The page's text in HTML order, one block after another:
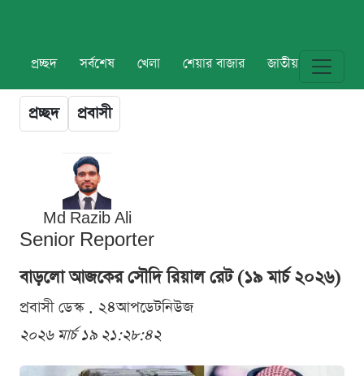
প্রচ্ছদ সর্বশেষ খেলা শেয়ার বাজার জাতীয় বিশ্ব
প্রচ্ছদ প্রবাসী
Md Razib Ali
Senior Reporter
বাড়লো আজকের সৌদি রিয়াল রেট (১৯ মার্চ ২০২৬)
প্রবাসী ডেস্ক . ২৪আপডেটনিউজ
২০২৬ মার্চ ১৯ ২১:২৮:৪২